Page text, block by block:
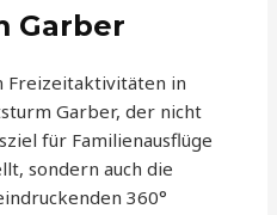
Garber
Freizeitaktivitäten in
Garber, der nicht
für Familienausflüge
sondern auch die
360°